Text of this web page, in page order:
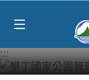
:::